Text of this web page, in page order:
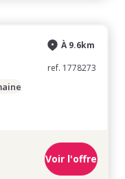
À 9.6km
ref. 1778273
Voir l'offre